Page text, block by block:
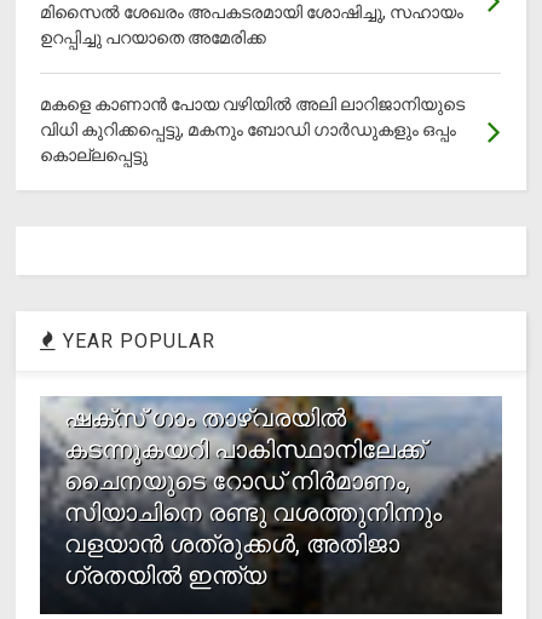
മിസൈല്‍ ശേഖരം അപകടരമായി ശോഷിച്ചു, സഹായം
ഉറപ്പിച്ചു പറയാതെ അമേരിക്ക
മകളെ കാണാന്‍ പോയ വഴിയില്‍ അലി ലാറിജാനിയുടെ
വിധി കുറിക്കപ്പെട്ടു, മകനും ബോഡി ഗാര്‍ഡുകളും ഒപ്പം
കൊല്ലപ്പെട്ടു
YEAR POPULAR
ഷക്സ് ​ഗാം താഴ്‌വരയിൽ
കടന്നുകയറി പാകിസ്ഥാനിലേക്ക്
ചൈനയുടെ റോഡ് നിർമാണം,
സിയാചിനെ രണ്ടു വശത്തുനിന്നും
വളയാൻ ശത്രുക്കൾ, അതിജാ​
ഗ്രതയിൽ ഇന്ത്യ